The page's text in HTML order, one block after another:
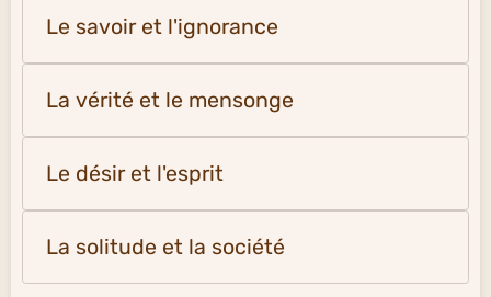
Le savoir et l'ignorance
La vérité et le mensonge
Le désir et l'esprit
La solitude et la société